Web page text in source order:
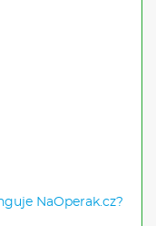
NaOperak.cz?